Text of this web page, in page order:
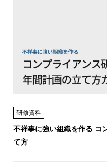
研修資料
不祥事に強い組織を作る コ
て方